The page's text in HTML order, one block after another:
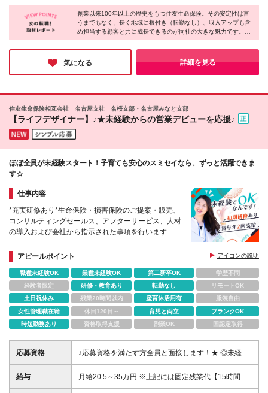
よる)
022-267-3283 住友生命保険相互会社 仙台支社 仙
城けやき支部 TEL: 022-262-2253 ※上記勤務所で勤務
を継続することが適当でない事情 （例えば、勤務所
の再編・廃止 等）が生じた場合には、 会社の指示す
る勤務所になることがあります。
創業以来100年以上の歴史をもつ住友生命保険。その安定性は言
うまでもなく、長く地域に根付き（転勤なし）、収入アップも含
め担当する顧客と共に成長できるのが同社の大きな魅力です。
「未経験から挑戦したい」「職場の人間関係が気になる」「育児
と両立させた働き方」などの魅力ポイントに共感する方には、ぜ
ひオススメの求人♪転職に不安を感じている方は、まずは雰囲気
を知れる「職場見学」から始めてみてはいかがでしょうか？
気になる 詳細を見る
住友生命保険相互会社 名古屋支社 名桜支部・名古屋みなと支部
【ライフデザイナー】♪★未経験からの営業デビューを応援♪
ほぼ全員が未経験スタート！子育ても安心のスミセイなら、ずっと活躍できま
す☆
仕事内容
*充実研修あり*生命保険・損害保険のご提案・販売、
コンサルティングセールス、アフターサービス、人材
の導入および会社から指示された事項を行います
アピールポイント アイコンの説明
職種未経験OK 業種未経験OK 第二新卒OK
学歴不問
経験者限定
研修・教育あり 転勤なし
リモートOK
土日祝休み
残業20時間以内 産育休活用有
服装自由
女性管理職在籍
休日120日～ 育児と両立
ブランクOK
時短勤務あり
資格取得支援 副業OK 国認定取得
応募資格
♪応募資格を満たす方全員と面接します！★ ◎未経験
＆ブランクOK ◎高校卒業程度の学力を有すること ◎
性別不問
給与
月給20.5～35万円 ※上記には固定残業代【15時間相
当額(2.4万円～4.2万円)】が含まれます ※15時間を超